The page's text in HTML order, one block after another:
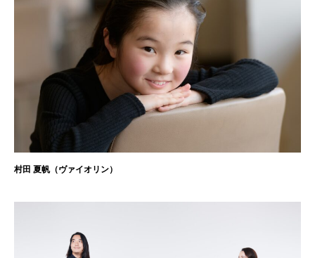
村田 夏帆（ヴァイオリン）